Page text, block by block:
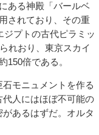
ある神殿「バールベ
されており、その重
ジプトの古代ピラミッ
れおり、東京スカイ
150倍である。
モニュメントを作る
人にはほぼ不可能の
あるはずだ。オルタ